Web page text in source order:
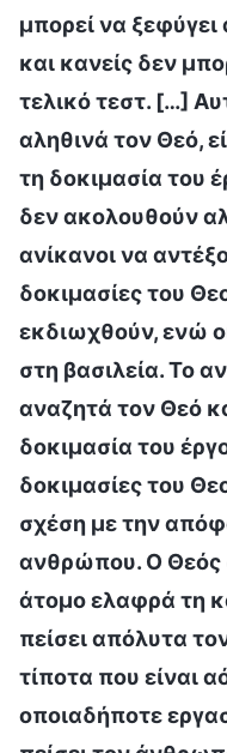
μπορεί να ξεφύγει
και κανείς δεν
τελικό τεστ. […]
αληθινά τον Θεό,
τη δοκιμασία του
δεν ακολουθούν
ανίκανοι να
δοκιμασίες του
εκδιωχθούν, ενώ
στη βασιλεία. Το
αναζητά τον Θεό
δοκιμασία του
δοκιμασίες του
σχέση με την
ανθρώπου. Ο Θεός
άτομο ελαφρά τη
πείσει απόλυτα
τίποτα που είναι
οποιαδήποτε